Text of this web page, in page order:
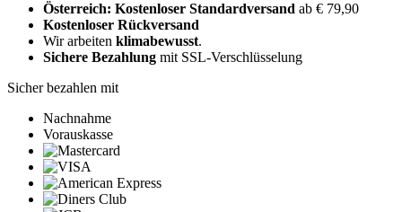
Österreich: Kostenloser Standardversand ab € 79,90
Kostenloser Rückversand
Wir arbeiten klimabewusst.
Sichere Bezahlung mit SSL-Verschlüsselung
Sicher bezahlen mit
Nachnahme
Vorauskasse